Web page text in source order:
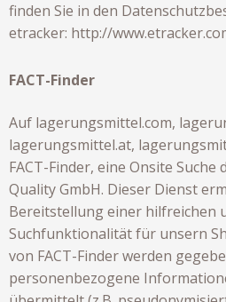
finden Sie in den
etracker: http://
FACT-Finder
Auf lagerungsmittel.com,
lagerungsmittel.at,
FACT-Finder, eine Onsite
Quality GmbH. Dieser Dienst
Bereitstellung einer hilfreichen
Suchfunktionalität für unsern
von FACT-Finder werden
personenbezogene